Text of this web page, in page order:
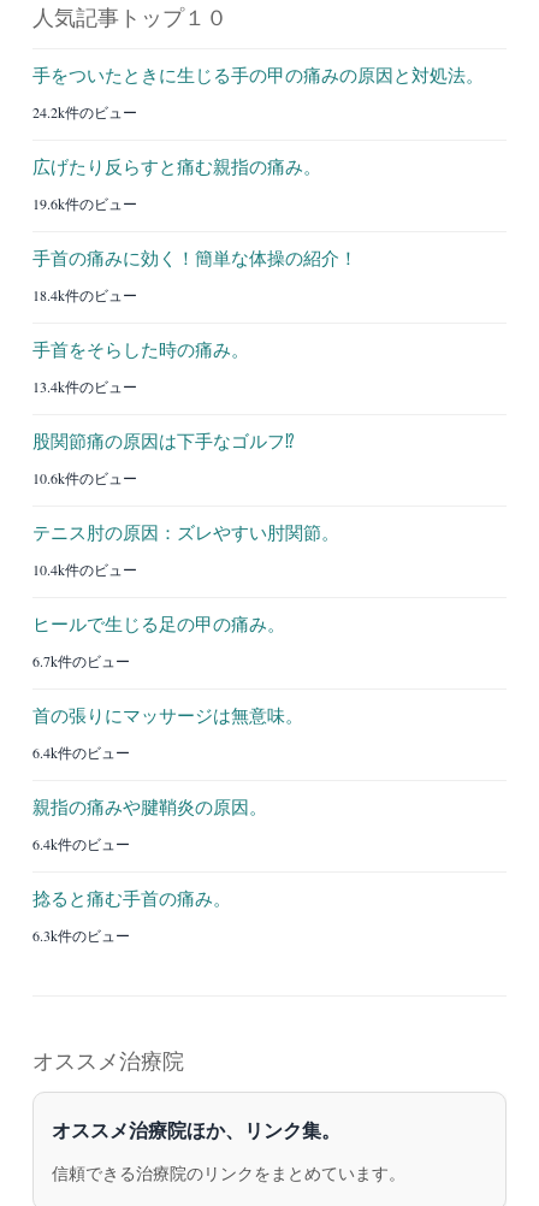
人気記事トップ１０
手をついたときに生じる手の甲の痛みの原因と対処法。
24.2k件のビュー
広げたり反らすと痛む親指の痛み。
19.6k件のビュー
手首の痛みに効く！簡単な体操の紹介！
18.4k件のビュー
手首をそらした時の痛み。
13.4k件のビュー
股関節痛の原因は下手なゴルフ⁉︎
10.6k件のビュー
テニス肘の原因：ズレやすい肘関節。
10.4k件のビュー
ヒールで生じる足の甲の痛み。
6.7k件のビュー
首の張りにマッサージは無意味。
6.4k件のビュー
親指の痛みや腱鞘炎の原因。
6.4k件のビュー
捻ると痛む手首の痛み。
6.3k件のビュー
オススメ治療院
オススメ治療院ほか、リンク集。
信頼できる治療院のリンクをまとめています。